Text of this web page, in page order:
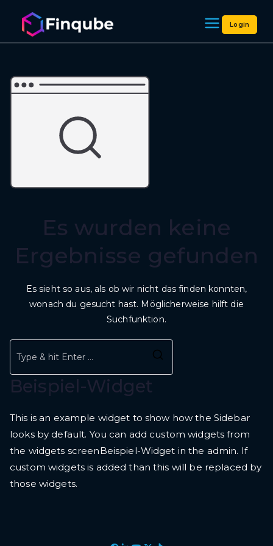
Login
Es wurden keine
Ergebnisse gefunden
Es sieht so aus, als ob wir nicht das finden konnten,
wonach du gesucht hast. Möglicherweise hilft die
Suchfunktion.
Beispiel-Widget
This is an example widget to show how the Sidebar
looks by default. You can add custom widgets from
the widgets screenBeispiel-Widget in the admin. If
custom widgets is added than this will be replaced by
those widgets.